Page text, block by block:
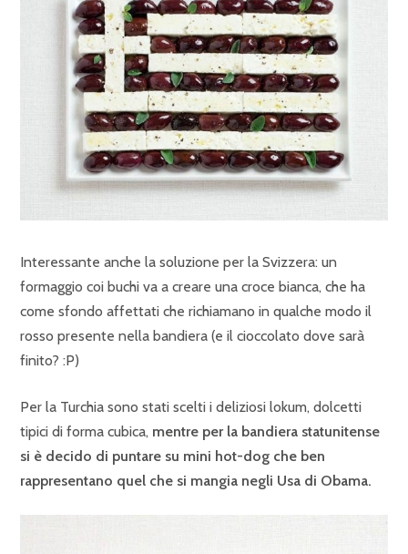
Interessante anche la soluzione per la Svizzera: un
formaggio coi buchi va a creare una croce bianca, che ha
come sfondo affettati che richiamano in qualche modo il
rosso presente nella bandiera (e il cioccolato dove sarà
finito? :P)
Per la Turchia sono stati scelti i deliziosi lokum, dolcetti
tipici di forma cubica, mentre per la bandiera statunitense
si è decido di puntare su mini hot-dog che ben
rappresentano quel che si mangia negli Usa di Obama.